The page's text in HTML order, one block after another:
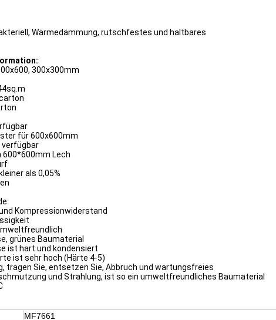
Wärmedämmung, rutschfestes und haltbares
300x300mm
für 600x600mm
600*600mm Lech
als 0,05%
Kompressionwiderstand
grünes Baumaterial
ist hart und kondensiert
ist sehr hoch (Härte 4-5)
tragen Sie, entsetzen Sie, Abbruch und wartungsfreies
und Strahlung, ist so ein umweltfreundliches Baumaterial
MF7661